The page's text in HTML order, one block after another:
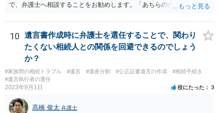
で、弁護士へ相談することをお勧めします。「あちらの弁護士」（元
誘導しかしてこないと思います。
10
遺言書作成時に弁護士を選任することで、関わり
たくない相続人との関係を回避できるのでしょう
か？
#家族間の相続トラブル #遺言 #遺産分割 #公正証書遺言の作成
#相続手続き
#遺言執行者の選任
2023年9月1日 役にたった 3
髙橋 俊太 弁護士